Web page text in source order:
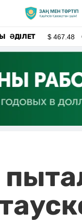
ӘДІЛЕТ $467.48